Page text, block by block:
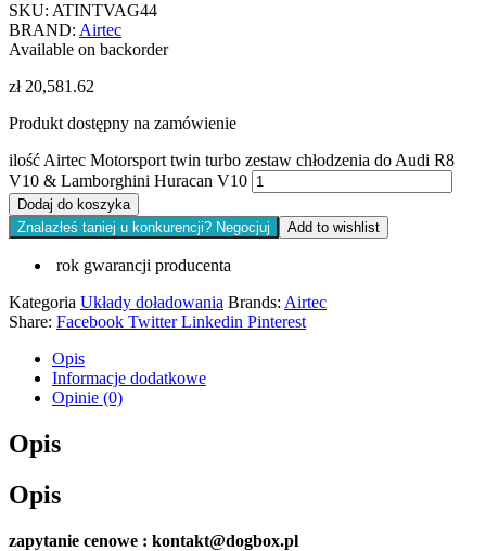
SKU: ATINTVAG44
BRAND: Airtec
Available on backorder
zł20,581.62
Produkt dostępny na zamówienie
ilość Airtec Motorsport twin turbo zestaw chłodzenia do Audi R8
V10 & Lamborghini Huracan V10
Dodaj do koszyka
Znalazłeś taniej u konkurencji? Negocjuj
Add to wishlist
rok gwarancji producenta
Kategoria Układy doładowania Brands: Airtec
Share: Facebook Twitter Linkedin Pinterest
Opis
Informacje dodatkowe
Opinie (0)
Opis
Opis
zapytanie cenowe : kontakt@dogbox.pl